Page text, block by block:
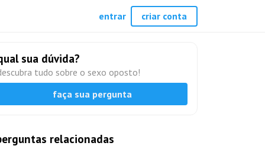
sua dúvida?
tudo sobre o sexo oposto!
faça sua pergunta
relacionadas
entrar criar conta